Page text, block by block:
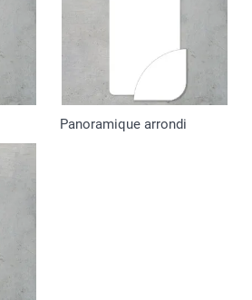
Panoramique arrondi